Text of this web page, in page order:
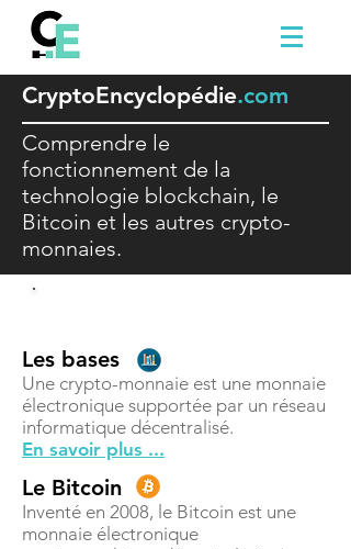
CryptoEncyclopédie.com
Comprendre le
fonctionnement de la
technologie blockchain, le
Bitcoin et les autres crypto-
monnaies.
Les bases
Une crypto-monnaie est une monnaie
électronique supportée par un réseau
informatique décentralisé.
En savoir plus ...
Le Bitcoin
Inventé en 2008, le Bitcoin est une
monnaie électronique